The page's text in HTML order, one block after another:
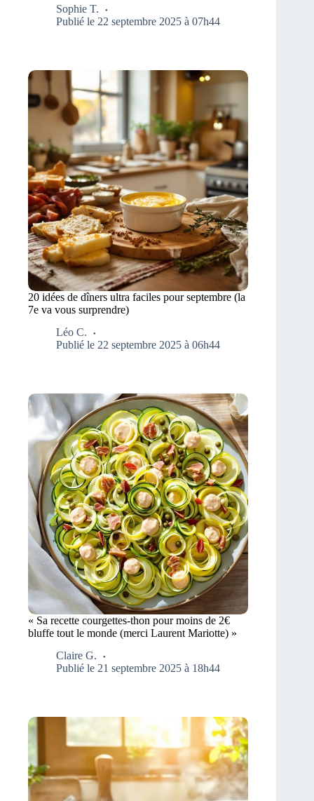
Sophie T.
Publié le 22 septembre 2025 à 07h44
20 idées de dîners ultra faciles pour septembre (la
7e va vous surprendre)
Léo C.
Publié le 22 septembre 2025 à 06h44
« Sa recette courgettes-thon pour moins de 2€
bluffe tout le monde (merci Laurent Mariotte) »
Claire G.
Publié le 21 septembre 2025 à 18h44